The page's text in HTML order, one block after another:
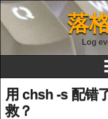
落
Log
用 chsh -s 配错
救？